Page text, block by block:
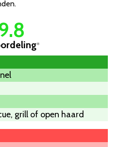
*
grill of open haard